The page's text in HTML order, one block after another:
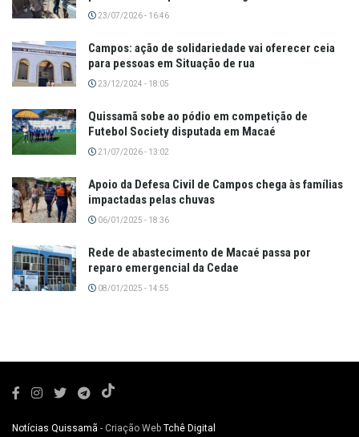
23/07/2026 - 16:46
Campos: ação de solidariedade vai oferecer ceia
para pessoas em Situação de rua
23/12/2024 - 18:05
Quissamã sobe ao pódio em competição de
Futebol Society disputada em Macaé
21/07/2026 - 13:02
Apoio da Defesa Civil de Campos chega às famílias
impactadas pelas chuvas
06/01/2025 - 18:36
Rede de abastecimento de Macaé passa por
reparo emergencial da Cedae
08/01/2025 - 14:55
Notícias Quissamã - Criação Web Tchê Digital